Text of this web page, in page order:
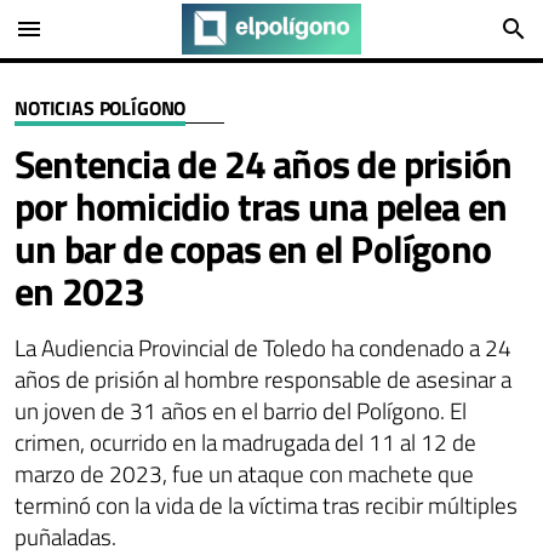
menu search
NOTICIAS POLÍGONO
Sentencia de 24 años de prisión
por homicidio tras una pelea en
un bar de copas en el Polígono
en 2023
La Audiencia Provincial de Toledo ha condenado a 24
años de prisión al hombre responsable de asesinar a
un joven de 31 años en el barrio del Polígono. El
crimen, ocurrido en la madrugada del 11 al 12 de
marzo de 2023, fue un ataque con machete que
terminó con la vida de la víctima tras recibir múltiples
puñaladas.